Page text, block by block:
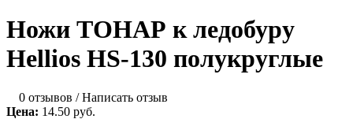
Ножи ТОНАР к ледобуру
Hellios HS-130 полукруглые
0 отзывов /Написать отзыв
Цена: 14.50 руб.